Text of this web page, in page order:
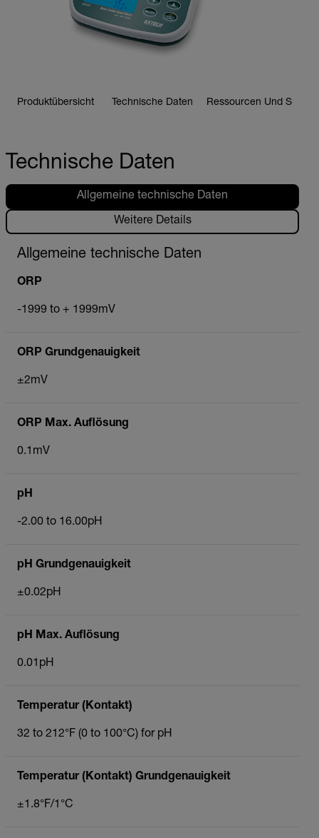
Produktübersicht Technische Daten Ressourcen Und
Technische Daten
Allgemeine technische Daten
Weitere Details
Allgemeine technische Daten
ORP
-1999 to + 1999mV
ORP Grundgenauigkeit
±2mV
ORP Max. Auflösung
0.1mV
pH
-2.00 to 16.00pH
pH Grundgenauigkeit
±0.02pH
pH Max. Auflösung
0.01pH
Temperatur (Kontakt)
32 to 212°F (0 to 100°C) for pH
Temperatur (Kontakt) Grundgenauigkeit
±1.8°F/1°C